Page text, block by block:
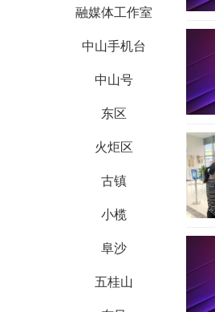
融媒体工作室
中山手机台
中山号
东区
火炬区
古镇
小榄
阜沙
五桂山